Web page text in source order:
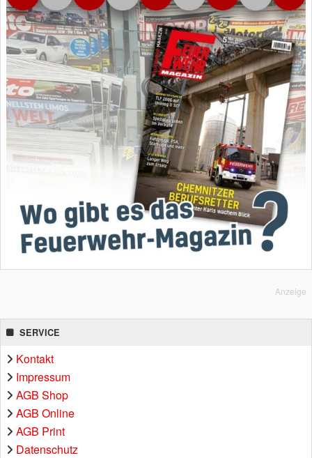
Anzeige
SERVICE
Kontakt
Impressum
AGB Shop
AGB Online
AGB Print
Datenschutz